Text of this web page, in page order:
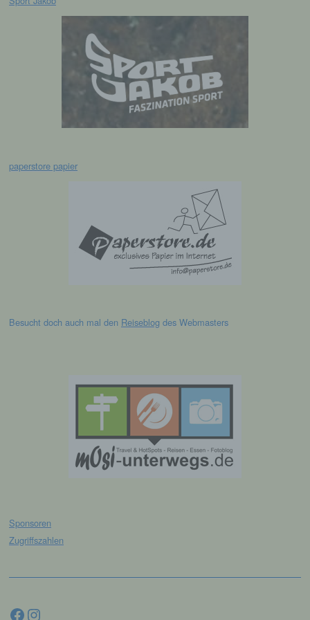
paperstore papier
Besucht doch auch mal den Reiseblog des Webmasters
Sponsoren
Zugriffszahlen
Facebook
Verantwortlicher im Sinne der Datenschutz-
Grundverordnung, sonstiger in den Mitgliedstaaten
der Europäischen Union geltenden
Datenschutzgesetze und anderer Bestimmungen
mit datenschutzrechtlichem Charakter ist die:
Leichtathletik Gemeinschaft Passau
94032 Passau
Cookies / SessionStorage / LocalStorage
Die Internetseiten verwenden teilweise so
machen. Local Storage und SessionStorage ist
Computersystem abgelegt und gespeichert
werden. Sie können die Verwendung von Cookies,
LocalStorage und SessionStorage durch
entsprechende Einstellung in Ihrem Browser
verhindern.
Zahlreiche Internetseiten und Server verwenden
Cookies. Viele Cookies enthalten eine sogenannte
Server dem konkreten Internetbrowser zugeordnet
werden können, in dem das Cookie gespeichert
Browser der betroffenen Person von anderen
zu unterscheiden. Ein bestimmter Internetbrowser